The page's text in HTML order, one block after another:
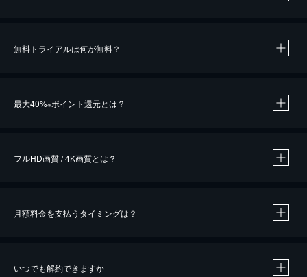
無料トライアルは何が無料？
最大40%※ポイント還元とは？
※40％ポイント還元の対象は、クレジットカード決済による作品の購入 / レンタルです。
フルHD画質 / 4K画質とは？
月額料金を支払うタイミングは？
いつでも解約できますか